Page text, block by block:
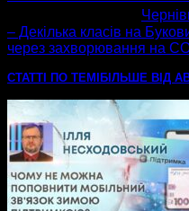
– Декілька класів на
через захворювання на
СТАТТІ ПО ТЕМІ БІЛЬШЕ ВІД